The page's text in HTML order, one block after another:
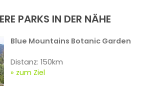
PARKS IN DER NÄHE
Blue Mountains Botanic Garden
Distanz: 150km
zum Ziel